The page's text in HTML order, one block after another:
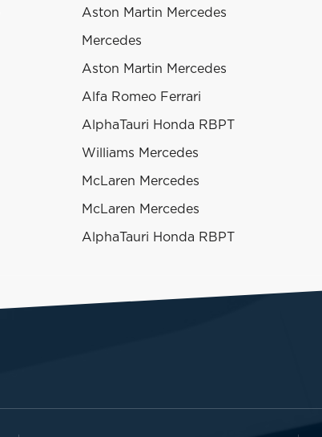
Aston Martin Mercedes
Mercedes
Aston Martin Mercedes
Alfa Romeo Ferrari
AlphaTauri Honda RBPT
Williams Mercedes
McLaren Mercedes
McLaren Mercedes
AlphaTauri Honda RBPT